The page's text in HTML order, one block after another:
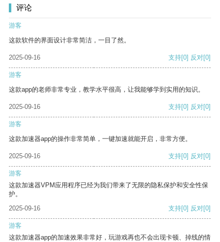
评论
游客
这款软件的界面设计非常简洁，一目了然。
2025-09-16 支持[0] 反对[0]
游客
这款app的老师非常专业，教学水平很高，让我能够学到实用的知识。
2025-09-16 支持[0] 反对[0]
游客
这款加速器app的操作非常简单，一键加速就能开启，非常方便。
2025-09-16 支持[0] 反对[0]
游客
这款加速器VPM应用程序已经为我们带来了无限的隐私保护和安全性保
护。
2025-09-16
支持[0] 反对[0]
游客
这款加速器app的加速效果非常好，玩游戏再也不会出现卡顿、掉线的情